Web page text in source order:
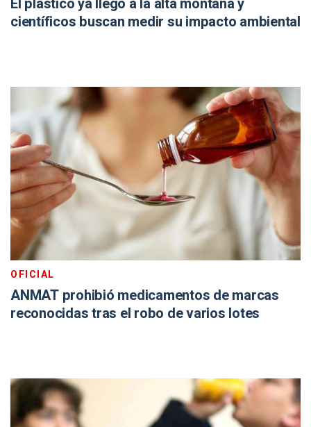
científicos buscan medir su impacto ambiental
OFICIAL
ANMAT prohibió medicamentos de marcas
reconocidas tras el robo de varios lotes